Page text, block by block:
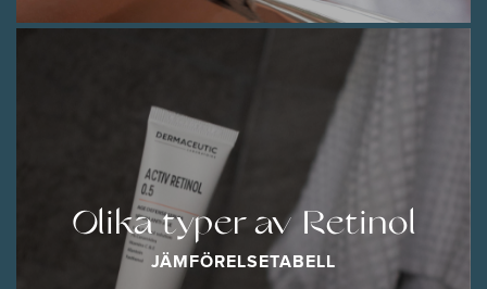
Olika typer av Retinol
JÄMFÖRELSETABELL